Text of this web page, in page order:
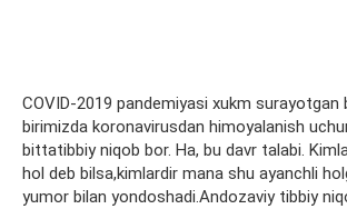
COVID-2019 pandemiyasi xukm surayotgan
birimizda koronavirusdan himoyalanish
bittatibbiy niqob bor. Ha, bu davr talabi.
hol deb bilsa,kimlardir mana shu ayanchli
yumor bilan yondoshadi.Andozaviy tibbiy